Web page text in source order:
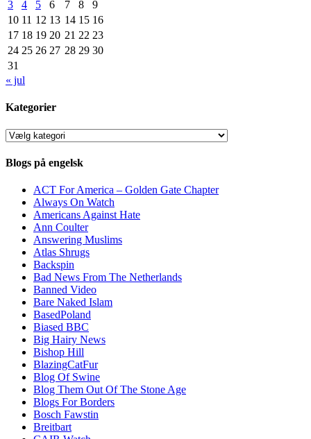
3
4 5 6 7 8
9
10 11 12 13 14 15 16
17 18 19 20 21 22 23
24 25 26 27 28 29 30
31
« jul
Kategorier
Kategorier
Blogs på engelsk
ACT For America – Golden Gate Chapter
Always On Watch
Americans Against Hate
Ann Coulter
Answering Muslims
Atlas Shrugs
Backspin
Bad News From The Netherlands
Banned Video
Bare Naked Islam
BasedPoland
Biased BBC
Big Hairy News
Bishop Hill
BlazingCatFur
Blog Of Swine
Blog Them Out Of The Stone Age
Blogs For Borders
Bosch Fawstin
Breitbart